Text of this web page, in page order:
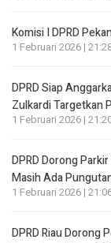
Komisi I DPRD
1 Februari 2026 |
DPRD Siap
Zulkardi Targetkan
1 Februari 2026 |
DPRD Dorong
Masih Ada
1 Februari 2026 |
DPRD Riau Dorong